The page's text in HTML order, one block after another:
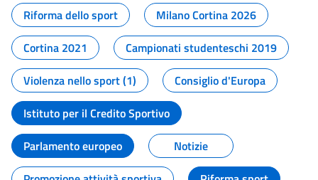
Riforma dello sport
Milano Cortina 2026
Cortina 2021
Campionati studenteschi 2019
Violenza nello sport (1)
Consiglio d'Europa
Istituto per il Credito Sportivo
Parlamento europeo
Notizie